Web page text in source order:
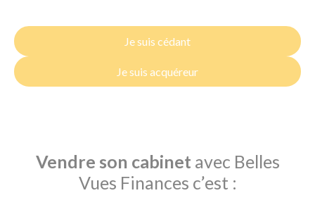
Je suis cédant
Je suis acquéreur
Vendre son cabinet avec Belles
Vues Finances c’est :